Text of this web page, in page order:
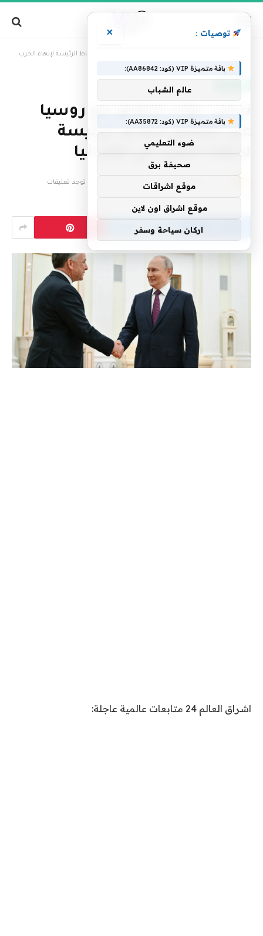
ترامب يؤكد الاتفاق مع روسيا على معظم النقاط الرئيسة لإنهاء الحرب في أوكرانيا
ترامب يؤكد الاتفاق مع روسيا
على معظم النقاط الرئيسة
لإنهاء الحرب في أوكرانيا
فريق التحرير 26 أبريل، 2025 لا توجد تعليقات
3 دقائق
اشراق العالم 24 متابعات عالمية عاجلة:
توصيات : ×
باقة متميزة VIP (كود: AA86842):
عالم الشباب
باقة متميزة VIP (كود: AA35872):
ضوء التعليمي
صحيفة برق
موقع اشراقات
موقع اشراق اون لاين
اركان سياحة وسفر